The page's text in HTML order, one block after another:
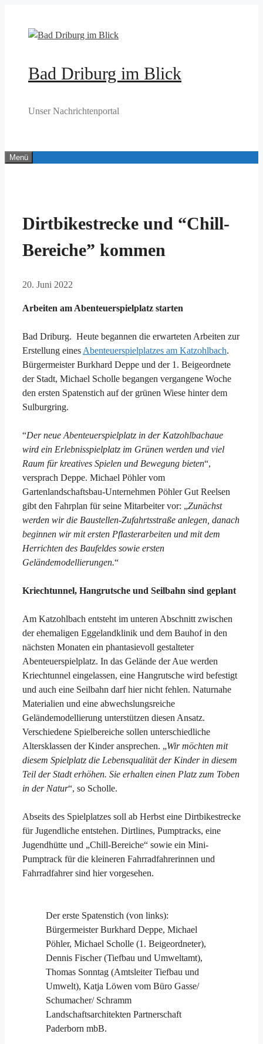
springen
Bad Driburg im Blick
Unser Nachrichtenportal
Menü
Dirtbikestrecke und “Chill-
Bereiche” kommen
20. Juni 2022
Arbeiten am Abenteuerspielplatz starten
Bad Driburg. Heute begannen die erwarteten Arbeiten zur
Erstellung eines Abenteuerspielplatzes am Katzohlbach.
Bürgermeister Burkhard Deppe und der 1. Beigeordnete
der Stadt, Michael Scholle begangen vergangene Woche
den ersten Spatenstich auf der grünen Wiese hinter dem
Sulburgring.
“Der neue Abenteuerspielplatz in der Katzohlbachaue
wird ein Erlebnisspielplatz im Grünen werden und viel
Raum für kreatives Spielen und Bewegung bieten“,
versprach Deppe. Michael Pöhler vom
Gartenlandschaftsbau-Unternehmen Pöhler Gut Reelsen
gibt den Fahrplan für seine Mitarbeiter vor: „Zunächst
werden wir die Baustellen-Zufahrtsstraße anlegen, danach
beginnen wir mit ersten Pflasterarbeiten und mit dem
Herrichten des Baufeldes sowie ersten
Geländemodellierungen.“
Kriechtunnel, Hangrutsche und Seilbahn sind geplant
Am Katzohlbach entsteht im unteren Abschnitt zwischen
der ehemaligen Eggelandklinik und dem Bauhof in den
nächsten Monaten ein phantasievoll gestalteter
Abenteuerspielplatz. In das Gelände der Aue werden
Kriechtunnel eingelassen, eine Hangrutsche wird befestigt
und auch eine Seilbahn darf hier nicht fehlen. Naturnahe
Materialien und eine abwechslungsreiche
Geländemodellierung unterstützen diesen Ansatz.
Verschiedene Spielbereiche sollen unterschiedliche
Altersklassen der Kinder ansprechen. „Wir möchten mit
diesem Spielplatz die Lebensqualität der Kinder in diesem
Teil der Stadt erhöhen. Sie erhalten einen Platz zum Toben
in der Natur“, so Scholle.
Abseits des Spielplatzes soll ab Herbst eine Dirtbikestrecke
für Jugendliche entstehen. Dirtlines, Pumptracks, eine
Jugendhütte und „Chill-Bereiche“ sowie ein Mini-
Pumptrack für die kleineren Fahrradfahrerinnen und
Fahrradfahrer sind hier vorgesehen.
Der erste Spatenstich (von links):
Bürgermeister Burkhard Deppe, Michael
Pöhler, Michael Scholle (1. Beigeordneter),
Dennis Fischer (Tiefbau und Umweltamt),
Thomas Sonntag (Amtsleiter Tiefbau und
Umwelt), Katja Löwen vom Büro Gasse/
Schumacher/ Schramm
Landschaftsarchitekten Partnerschaft
Paderborn mbB.